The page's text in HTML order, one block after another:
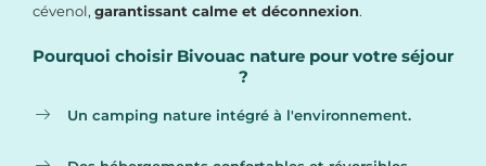
cévenol, garantissant calme et déconnexion.
Pourquoi choisir Bivouac nature pour votre séjour
?
Un camping nature intégré à l'environnement.